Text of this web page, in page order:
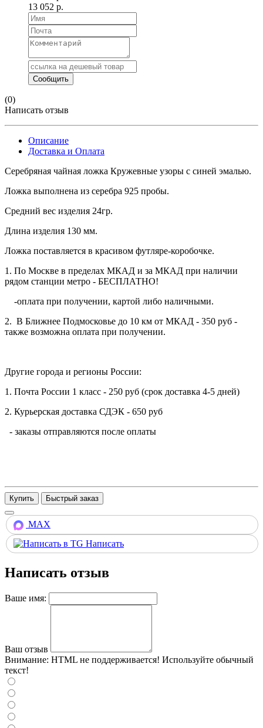
13 052 р.
(0)
Написать отзыв
Описание
Доставка и Оплата
Серебряная чайная ложка Кружевные узоры с синей эмалью.
Ложка выполнена из серебра 925 пробы.
Средний вес изделия 24гр.
Длина изделия 130 мм.
Ложка поставляется в красивом футляре-коробочке.
1. По Москве в пределах МКАД и за МКАД при наличии
рядом станции метро - БЕСПЛАТНО!
-оплата при получении, картой либо наличными.
2. В Ближнее Подмосковье до 10 км от МКАД - 350 руб -
также возможна оплата при получении.
Другие города и регионы России:
1. Почта России 1 класс - 250 руб (срок доставка 4-5 дней)
2. Курьерская доставка СДЭК - 650 руб
- заказы отправляются после оплаты
Купить
MAX
Написать
Написать отзыв
Ваше имя:
Ваш отзыв
Внимание: HTML не поддерживается! Используйте обычный
текст!